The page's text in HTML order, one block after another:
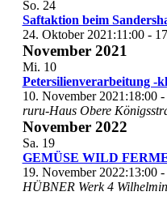
So. 24
Saftaktion beim
24. Oktober 2021:11:00-
November 2021
Mi. 10
Petersilienverarbeitung -
10. November 2021:18:00-
ruru-Haus Obere
November 2022
Sa. 19
GEMÜSE WILD
19. November 2022:13:00-
HÜBNER Werk 4